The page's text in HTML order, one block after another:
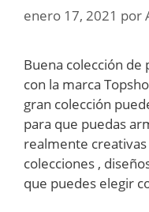
enero 17, 2021 por
Buena colección
con la marca
gran colección
para que puedas
realmente
colecciones ,
que puedes elegir